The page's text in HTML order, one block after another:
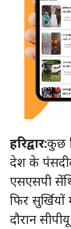
हरिद्वार:कुछ
देश के
एसएसपी
फिर
दौरान